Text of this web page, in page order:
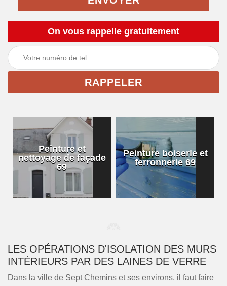
On vous rappelle gratuitement
Peinture et
nettoyage de façade
69
Peinture boiserie et
ferronnerie 69
LES OPÉRATIONS D'ISOLATION DES MURS
INTÉRIEURS PAR DES LAINES DE VERRE
Dans la ville de Sept Chemins et ses environs, il faut faire